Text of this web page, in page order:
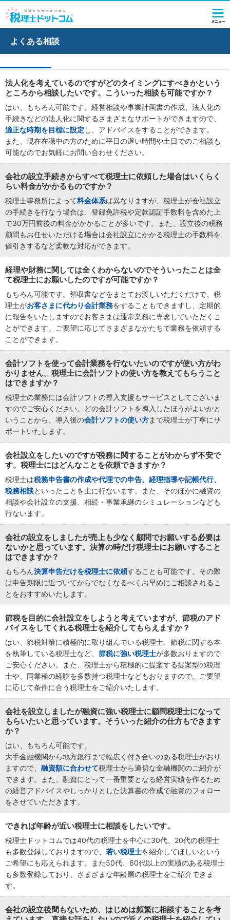
よくある相談
法人化を考えているのですがどのタイミングにすべきかという
ところから相談したいです。こういった相談も可能ですか？
はい、もちろん可能です。経営相談や事業計画書の作成、法人化の
手続きなどの法人化に関するさまざまなサポートができますので、
適正な時期を目標に設定 し、アドバイスをすることができます。
また、現在在職中の方のために平日の遅い時間や土日でのご相談も
可能なのでお気軽にお問い合わせください。
会社の設立手続きからすべて税理士に依頼した場合はいくらく
らい料金がかかるものですか？
税理士事務所によって料金体系は異なりますが、税理士が会社設立
の手続きを行なう場合は、登録免許税や定款認証手数料を含めた上
で30万円前後の料金がかかることが多いです。また、設立後の税務
顧問もお任せいただける場合は会社設立にかかる税理士の手数料を
値引きするなど柔軟な対応ができます。
経理や財務に関しては全くわからないのでそういったことは全
て税理士にお願いしたのですが可能ですか？
もちろん可能です。領収書などをまとてお渡しいただくだけで、税
理士がお客さまに代わり会計業務をすることもできますし、定期的
に報告をいたしますのでお客さまは通常業務に専念していただくこ
とができます。ご要望に応じてさまざまなかたちで業務を依頼する
ことができます。
会計ソフトを使って会計業務を行ないたいのですが使い方がわ
かりません。税理士に会計ソフトの使い方を教えてもらうこと
はできますか？
税理士の業務には会計ソフトの導入支援もサービスとしてございま
すのでご安心ください。どの会計ソフトを導入したほうがよいかと
いうことから、導入後の会計ソフトの使い方まで税理士が丁寧にサ
ポートいたします。
会社設立をしたいのですが税務に関することがわからず不安で
す。税理士にはどんなことを依頼できますか？
税理士は税務申告書の作成や代理での申告、経理指導や記帳代行、
税務相談といったことを主に行ないます。また、そのほかに融資の
相談や会社設立の支援、相続・事業承継のシミュレーションなども
行ないます。
会社の設立をしましたが売上も少なく顧問でお願いする必要は
ないかと思っています。決算の時だけ税理士にお願いすること
はできますか？
もちろん決算申告だけを税理士に依頼することも可能です。その際
は申告期限に近づいてからでなくなるべくお早めにご相談されるこ
とをおすすめいたします。
節税を目的に会社設立をしようと考えていますが、節税のアド
バイスをしてくれる税理士を紹介してもらえますか？
はい、節税対策に積極的に取り組んでいる税理士、節税に関する本
を執筆している税理士など、 節税に強い税理士が多数おりますので
ご安心ください。また、税理士から積極的に提案する提案型の税理
士や、同業種の経験を多数持つ税理士などもおりますので、ご要望
に応じて条件に合う税理士をご紹介いたします。
会社を設立しましたが融資に強い税理士に顧問税理士になって
もらいたいと思っています。そういった紹介の仕方もできます
か？
はい、もちろん可能です。
大手金融機関から地方銀行まで幅広く付き合いのある税理士がおり
ますので、 融資額に合わせて税理士から適切な金融機関のご紹介が
できます。また、融資にとって一番重要となる経営実績を作るため
の経営アドバイスやしっかりとした決算書の作成で融資のフォロー
をさせていただきます。
できれば年齢が近い税理士に相談をしたいです。
税理士ドットコムでは40代の税理士を中心に30代、20代の税理士
も多数登録しておりますので、 若い税理士を紹介してほしいという
ご希望にも応えられます。また50代、60代以上の実績のある税理士
も多数登録しており、さまざまな年齢層の税理士をご紹介できま
す。
会社の設立後間もないため、はじめは頻繁に相談することを考